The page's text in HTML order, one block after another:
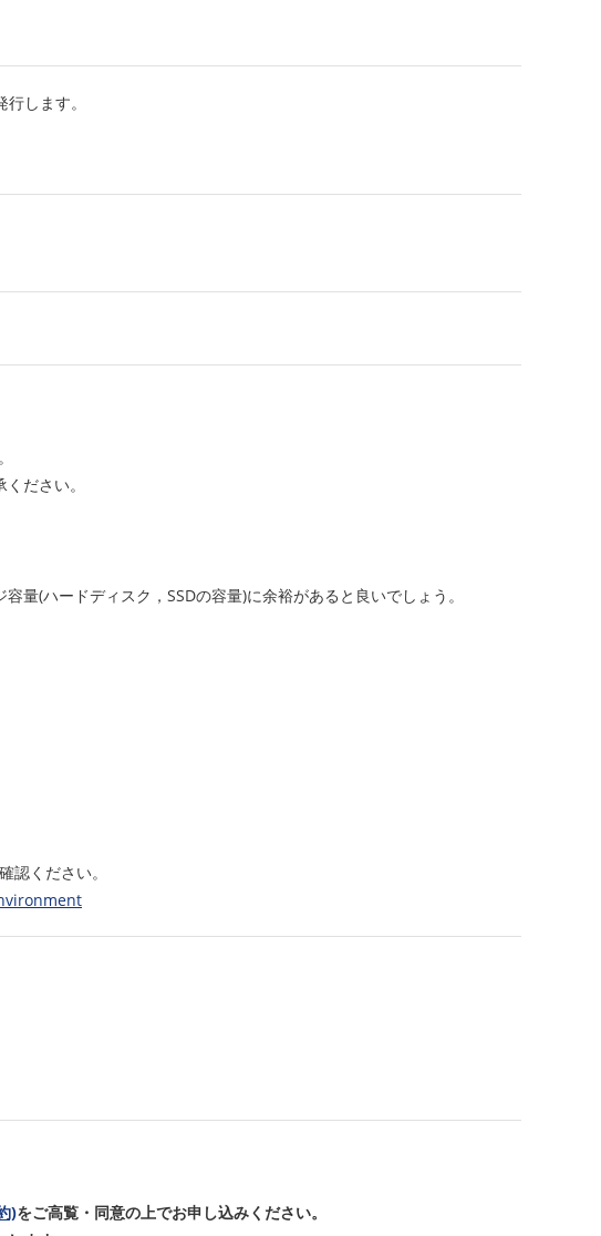
します。
ださい。
量(ハードディスク，SSDの容量)に余裕があると良いでしょう。
ください。
)をご高覧・同意の上でお申し込みください。